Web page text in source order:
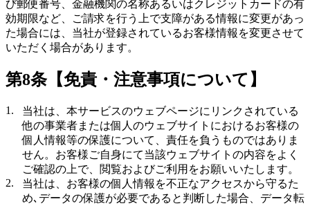
び郵便番号、金融機関の名称あるいはクレジットカードの有
効期限など、ご請求を行う上で支障がある情報に変更があっ
た場合には、当社が登録されているお客様情報を変更させて
いただく場合があります。
第8条【免責・注意事項について】
当社は、本サービスのウェブページにリンクされている
他の事業者または個人のウェブサイトにおけるお客様の
個人情報等の保護について、責任を負うものではありま
せん。お客様ご自身にて当該ウェブサイトの内容をよく
ご確認の上で、閲覧およびご利用をお願いいたします。
当社は、お客様の個人情報を不正なアクセスから守るた
め､データの保護が必要であると判断した場合、データ転